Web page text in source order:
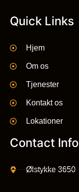
Quick Links
Hjem
Om os
Tjenester
Kontakt os
Lokationer
Contact Info
Ølstykke 3650